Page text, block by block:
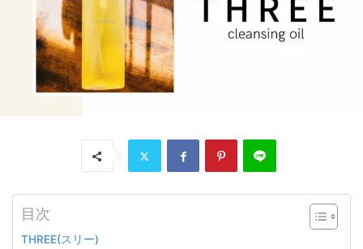
目次
THREE(スリー)